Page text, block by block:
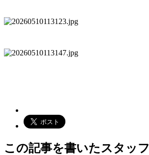
この記事を書いたスタッフ